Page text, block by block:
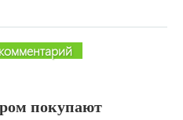
покупают